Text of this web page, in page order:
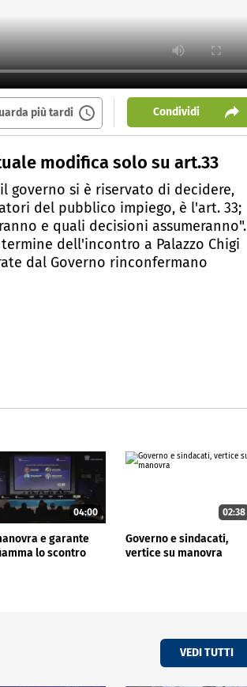
più tardi Condividi
modifica solo su art.33
governo si è riservato di decidere,
del pubblico impiego, è l'art. 33;
e quali decisioni assumeranno".
dell'incontro a Palazzo Chigi
dal Governo rinconfermano
04:00
e garante
lo scontro
02:38
Governo e sindacati,
vertice su manovra
VEDI TUTTI